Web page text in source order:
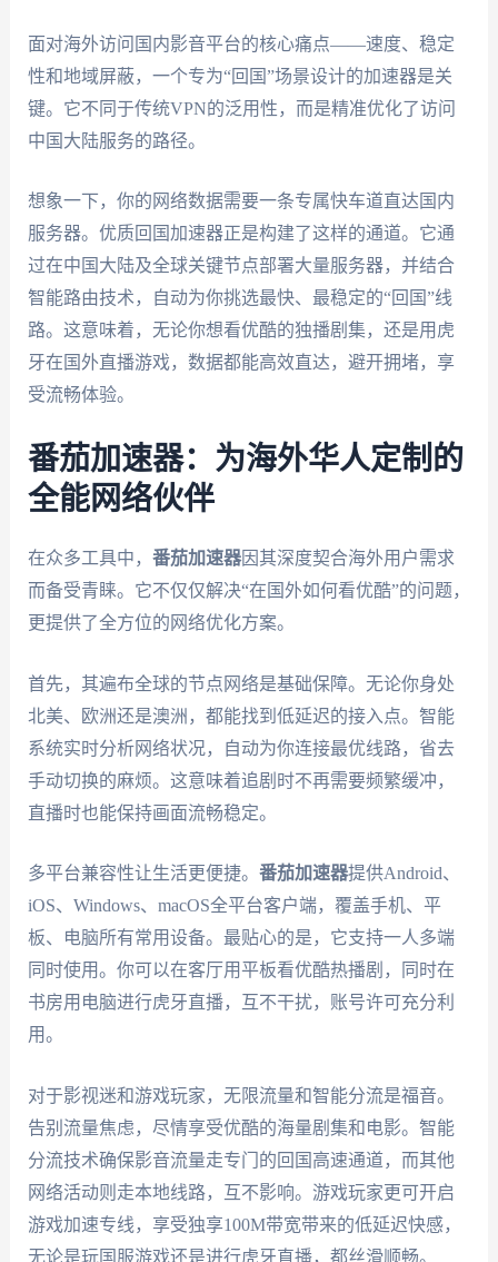
面对海外访问国内影音平台的核心痛点——速度、稳定
性和地域屏蔽，一个专为“回国”场景设计的加速器是关
键。它不同于传统VPN的泛用性，而是精准优化了访问
中国大陆服务的路径。
想象一下，你的网络数据需要一条专属快车道直达国内
服务器。优质回国加速器正是构建了这样的通道。它通
过在中国大陆及全球关键节点部署大量服务器，并结合
智能路由技术，自动为你挑选最快、最稳定的“回国”线
路。这意味着，无论你想看优酷的独播剧集，还是用虎
牙在国外直播游戏，数据都能高效直达，避开拥堵，享
受流畅体验。
番茄加速器：为海外华人定制的
全能网络伙伴
在众多工具中， 番茄加速器因其深度契合海外用户需求
而备受青睐。它不仅仅解决“在国外如何看优酷”的问题，
更提供了全方位的网络优化方案。
首先，其遍布全球的节点网络是基础保障。无论你身处
北美、欧洲还是澳洲，都能找到低延迟的接入点。智能
系统实时分析网络状况，自动为你连接最优线路，省去
手动切换的麻烦。这意味着追剧时不再需要频繁缓冲，
直播时也能保持画面流畅稳定。
多平台兼容性让生活更便捷。 番茄加速器提供Android、
iOS、Windows、macOS全平台客户端，覆盖手机、平
板、电脑所有常用设备。最贴心的是，它支持一人多端
同时使用。你可以在客厅用平板看优酷热播剧，同时在
书房用电脑进行虎牙直播，互不干扰，账号许可充分利
用。
对于影视迷和游戏玩家，无限流量和智能分流是福音。
告别流量焦虑，尽情享受优酷的海量剧集和电影。智能
分流技术确保影音流量走专门的回国高速通道，而其他
网络活动则走本地线路，互不影响。游戏玩家更可开启
游戏加速专线，享受独享100M带宽带来的低延迟快感，
无论是玩国服游戏还是进行虎牙直播，都丝滑顺畅。